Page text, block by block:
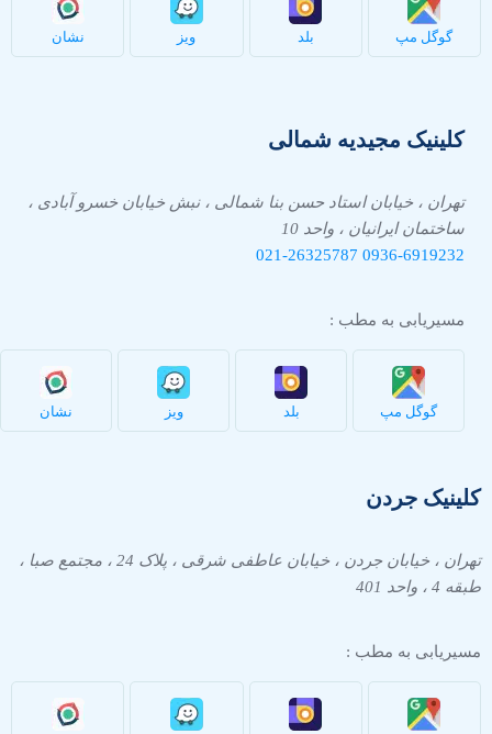
گوگل مپ بلد ویز نشان
کلینیک مجیدیه شمالی
تهران ، خیابان استاد حسن بنا شمالی ، نبش خیابان خسرو آبادی ،
ساختمان ایرانیان ، واحد 10
0936-6919232
021-26325787
مسیریابی به مطب :
گوگل مپ بلد ویز نشان
کلینیک جردن
تهران ، خیابان جردن ، خیابان عاطفی شرقی ، پلاک 24 ، مجتمع صبا ،
طبقه 4 ، واحد 401
مسیریابی به مطب :